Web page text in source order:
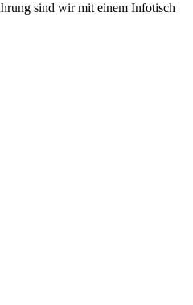
sind wir mit einem Infotisch